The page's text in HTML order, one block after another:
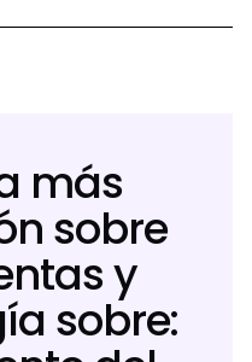
más
sobre
y
sobre: